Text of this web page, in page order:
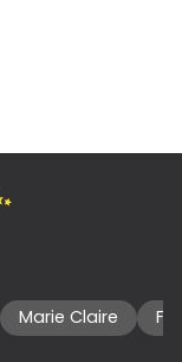
Marie Claire